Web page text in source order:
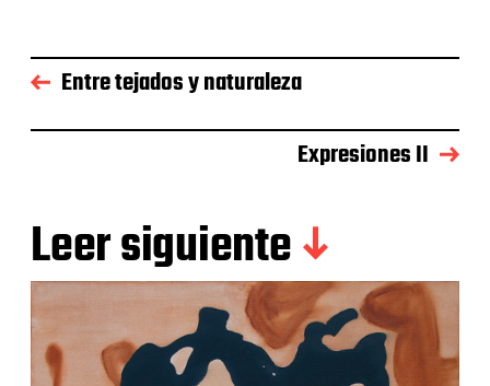
Entre tejados y naturaleza
Expresiones II
Leer siguiente